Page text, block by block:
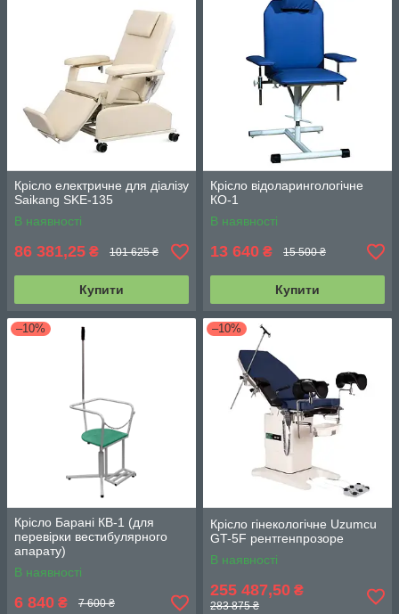
Крісло електричне для діалізу
Saikang SKE-135
В наявності
86 381,25 ₴ 101 625 ₴
Купити
Крісло відоларингологічне
КО-1
В наявності
13 640 ₴ 15 500 ₴
Купити
–10%
Крісло Барані КВ-1 (для
перевірки вестибулярного
апарату)
В наявності
6 840 ₴ 7 600 ₴
–10%
Крісло гінекологічне Uzumcu
GT-5F рентгенпрозоре
В наявності
255 487,50 ₴
283 875 ₴